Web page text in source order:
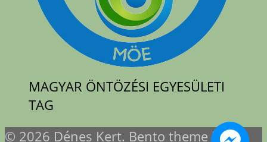
MAGYAR ÖNTÖZÉSI EGYESÜLETI
TAG
© 2026 Dénes Kert. Bento theme by